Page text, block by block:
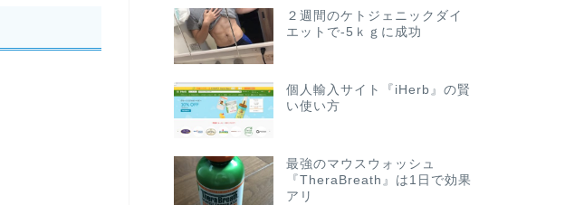
２週間のケトジェニックダイ
エットで-5ｋｇに成功
個人輸入サイト『iHerb』の賢
い使い方
最強のマウスウォッシュ
『TheraBreath』は1日で効果
アリ